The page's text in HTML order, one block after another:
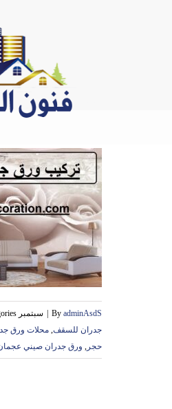
By adminAsdS سبتمبر 18th, 2021
جدران للسقف, محلات ورق
حجر , ورق جدران صيني